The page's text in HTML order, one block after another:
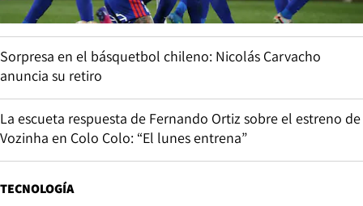
Sorpresa en el básquetbol chileno: Nicolás Carvacho
anuncia su retiro
La escueta respuesta de Fernando Ortiz sobre el estreno de
Vozinha en Colo Colo: “El lunes entrena”
TECNOLOGÍA